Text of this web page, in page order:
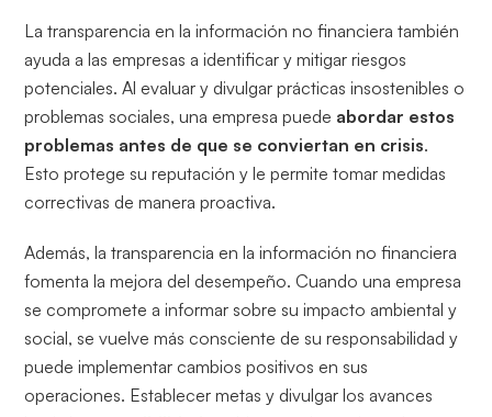
La transparencia en la información no financiera también
ayuda a las empresas a identificar y mitigar riesgos
potenciales. Al evaluar y divulgar prácticas insostenibles o
problemas sociales, una empresa puede abordar estos
problemas antes de que se conviertan en crisis.
Esto protege su reputación y le permite tomar medidas
correctivas de manera proactiva.
Además, la transparencia en la información no financiera
fomenta la mejora del desempeño. Cuando una empresa
se compromete a informar sobre su impacto ambiental y
social, se vuelve más consciente de su responsabilidad y
puede implementar cambios positivos en sus
operaciones. Establecer metas y divulgar los avances